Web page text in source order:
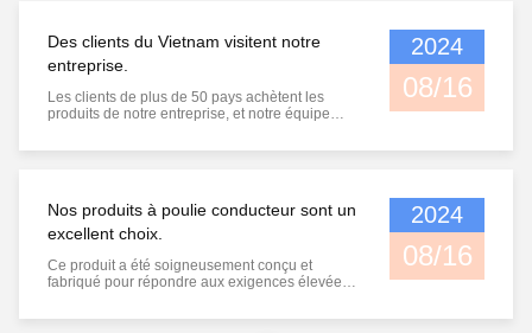
Des clients du Vietnam visitent notre
entreprise.
Les clients de plus de 50 pays achètent les
produits de notre entreprise, et notre équipe
2024
08/16
Nos produits à poulie conducteur sont un
excellent choix.
Ce produit a été soigneusement conçu et
fabriqué pour répondre aux exigences élevées
tension. 1Matériaux de haute qualité: Fabriqués
2024
08/16